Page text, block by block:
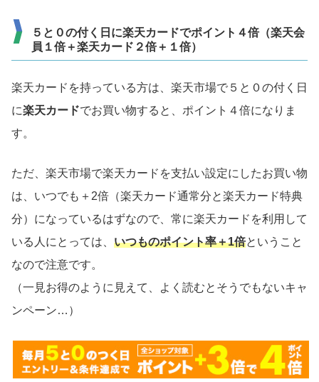
５と０の付く日に楽天カードでポイント４倍（楽天会
員１倍＋楽天カード２倍＋１倍）
楽天カードを持っている方は、楽天市場で５と０の付く日
に楽天カードでお買い物すると、ポイント４倍になりま
す。
ただ、楽天市場で楽天カードを支払い設定にしたお買い物
は、いつでも＋2倍（楽天カード通常分と楽天カード特典
分）になっているはずなので、常に楽天カードを利用して
いる人にとっては、 いつものポイント率＋1倍ということ
なので注意です。
（一見お得のように見えて、よく読むとそうでもないキャ
ンペーン…）